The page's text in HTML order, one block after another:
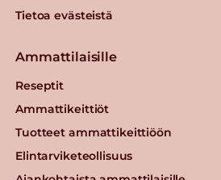
Tietoa evästeistä
Ammattilaisille
Reseptit
Ammattikeittiöt
Tuotteet ammattikeittiöön
Elintarviketeollisuus